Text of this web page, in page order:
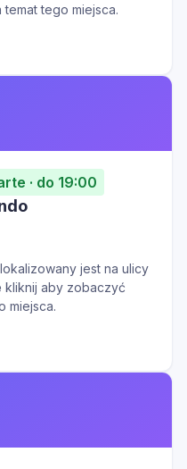
tego miejsca.
· do 19:00
jest na ulicy
kliknij aby zobaczyć
miejsca.